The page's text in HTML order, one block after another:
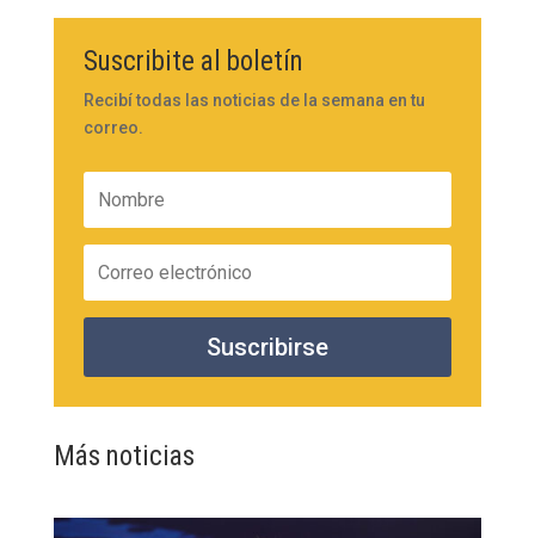
Suscribite al boletín
Recibí todas las noticias de la semana en tu
correo.
Suscribirse
Más noticias